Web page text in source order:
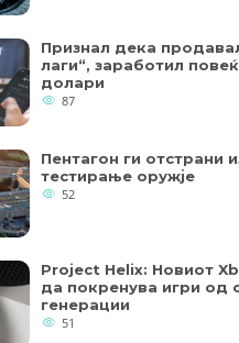
Признал дека
лаги“, заработил
долари
87
Пентагон ги отстрани
тестирање оружје
52
Project Helix: Новиот
да покренува игри од
генерации
51